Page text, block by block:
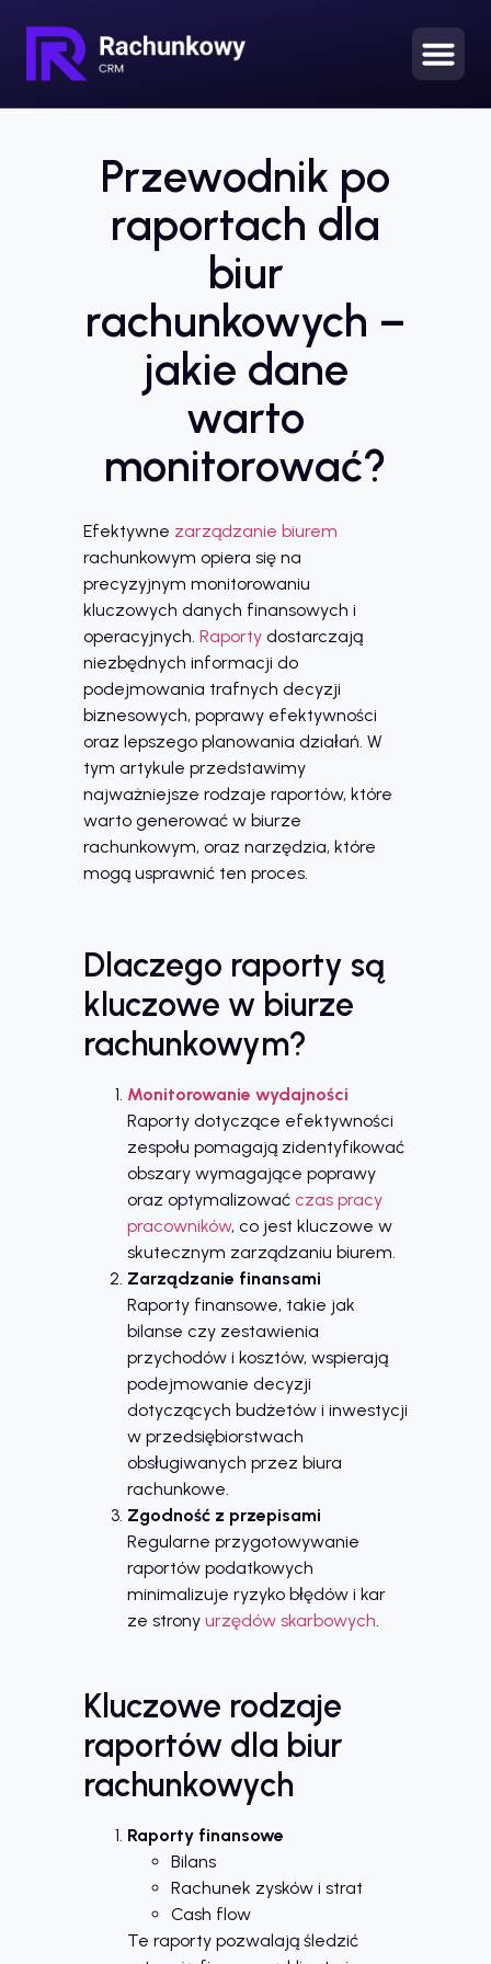
Przewodnik po
raportach dla
biur
rachunkowych –
jakie dane
warto
monitorować?
Efektywne zarządzanie biurem
rachunkowym opiera się na
precyzyjnym monitorowaniu
kluczowych danych finansowych i
operacyjnych. Raporty dostarczają
niezbędnych informacji do
podejmowania trafnych decyzji
biznesowych, poprawy efektywności
oraz lepszego planowania działań. W
tym artykule przedstawimy
najważniejsze rodzaje raportów, które
warto generować w biurze
rachunkowym, oraz narzędzia, które
mogą usprawnić ten proces.
Dlaczego raporty są
kluczowe w biurze
rachunkowym?
Monitorowanie wydajności
Raporty dotyczące efektywności
zespołu pomagają zidentyfikować
obszary wymagające poprawy
oraz optymalizować czas pracy
pracowników, co jest kluczowe w
skutecznym zarządzaniu biurem.
Zarządzanie finansami
Raporty finansowe, takie jak
bilanse czy zestawienia
przychodów i kosztów, wspierają
podejmowanie decyzji
dotyczących budżetów i inwestycji
w przedsiębiorstwach
obsługiwanych przez biura
rachunkowe.
Zgodność z przepisami
Regularne przygotowywanie
raportów podatkowych
minimalizuje ryzyko błędów i kar
ze strony urzędów skarbowych.
Kluczowe rodzaje
raportów dla biur
rachunkowych
Raporty finansowe
Bilans
Rachunek zysków i strat
Cash flow
Te raporty pozwalają śledzić